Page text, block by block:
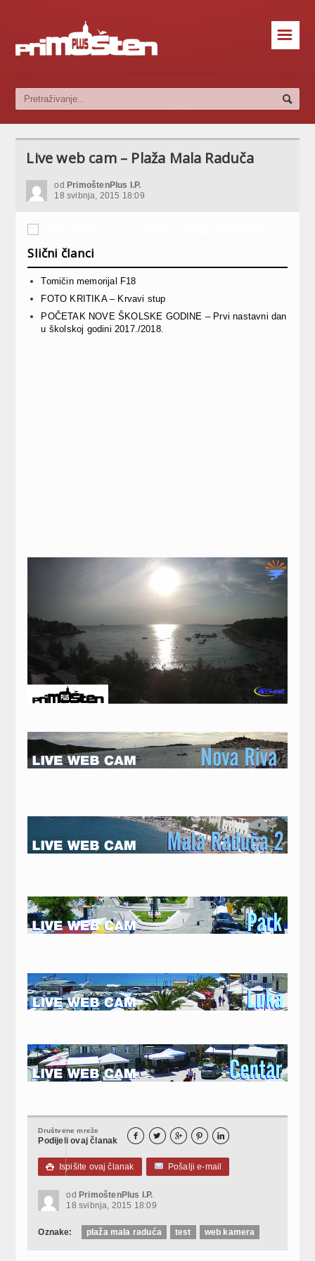
☰
Live web cam – Plaža Mala Raduča
od PrimoštenPlus I.P.
18 svibnja, 2015 18:09
Slični članci
Tomičin memorijal F18
FOTO KRITIKA – Krvavi stup
POČETAK NOVE ŠKOLSKE GODINE – Prvi nastavni dan
u školskoj godini 2017./2018.
Društvene mreže
Podijeli ovaj članak     
 Ispišite ovaj članak Pošalji e-mail
od PrimoštenPlus I.P.
18 svibnja, 2015 18:09
Oznake: plaža mala raduća test web kamera